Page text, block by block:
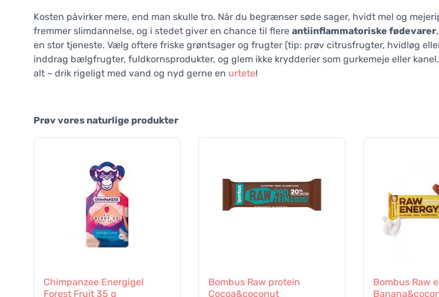
Kosten påvirker mere, end man skulle tro. Når du begrænser søde sager, hvidt mel og
fremmer slimdannelse, og i stedet giver en chance til flere antiinflammatoriske fødevarer
en stor tjeneste. Vælg oftere friske grøntsager og frugter (tip: prøv citrusfrugter, hvidløg
inddrag bælgfrugter, fuldkornsprodukter, og glem ikke krydderier som gurkemeje eller
alt – drik rigeligt med vand og nyd gerne en urtete!
Prøv vores naturlige produkter
Chimpanzee Energigel
Forest Fruit 35 g
Bombus Raw protein
Cocoa&coconut
Bombus Raw